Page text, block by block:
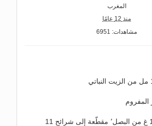
المغرب
منذ 12 عامًا
مشاهدات: 6951
1 وحدة كبيرة أو 150 غ من البصل٬ مقطّعة إلى شرائح 11